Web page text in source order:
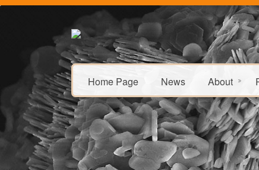
Home Page News About